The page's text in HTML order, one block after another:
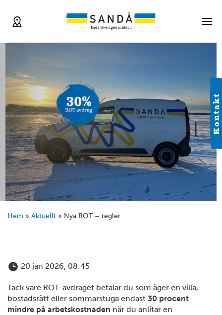
Kontakt
Hem » Aktuellt » Nya ROT – regler
20 jan 2026, 08:45
Tack vare ROT-avdraget betalar du som äger en villa,
bostadsrätt eller sommarstuga endast 30 procent
mindre på arbetskostnaden när du anlitar en